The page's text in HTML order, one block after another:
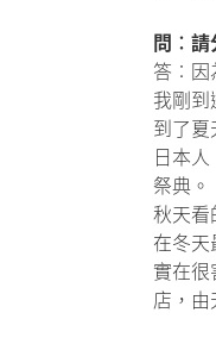
問︰
答︰
我剛
到了
日本
祭典。
秋天看
在冬
實在
店，